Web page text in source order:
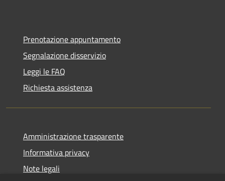
Prenotazione appuntamento
Segnalazione disservizio
Leggi le FAQ
Richiesta assistenza
Amministrazione trasparente
Informativa privacy
Note legali